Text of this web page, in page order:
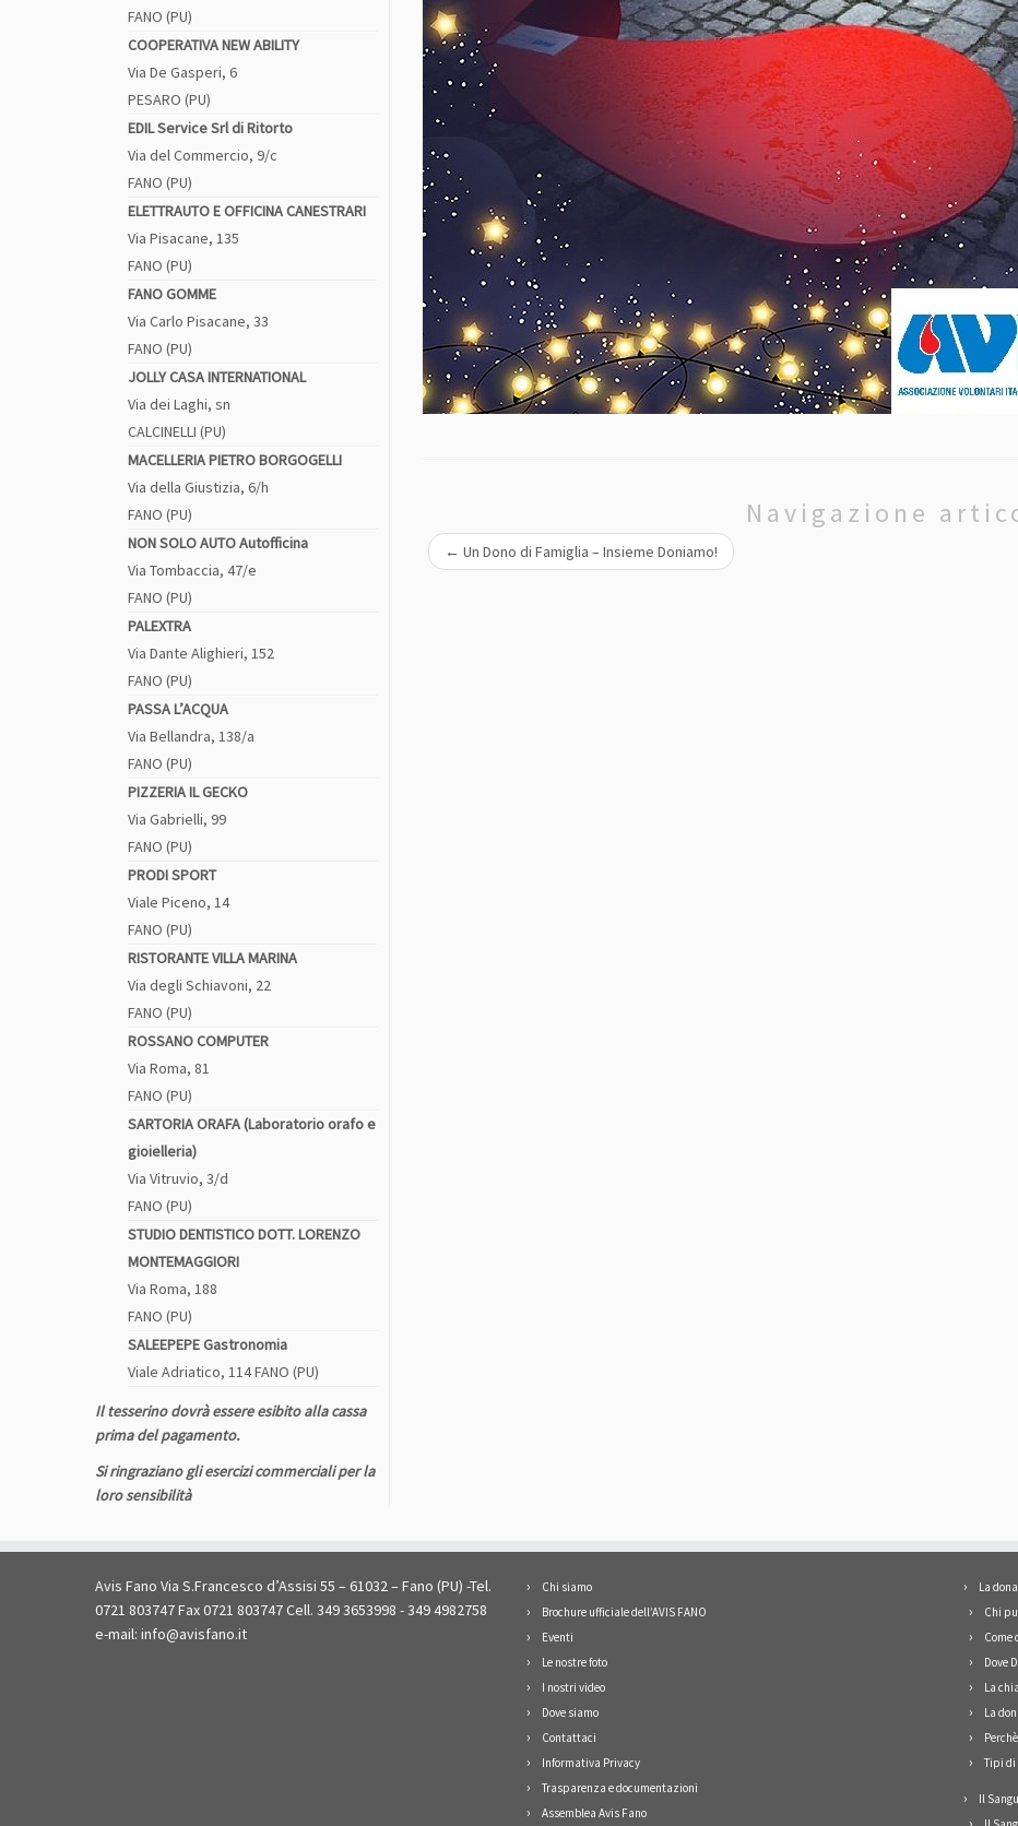
FANO (PU)
COOPERATIVA NEW ABILITY
Via De Gasperi, 6
PESARO (PU)
EDIL Service Srl di Ritorto
Via del Commercio, 9/c
FANO (PU)
ELETTRAUTO E OFFICINA CANESTRARI
Via Pisacane, 135
FANO (PU)
FANO GOMME
Via Carlo Pisacane, 33
FANO (PU)
JOLLY CASA INTERNATIONAL
Via dei Laghi, sn
CALCINELLI (PU)
MACELLERIA PIETRO BORGOGELLI
Via della Giustizia, 6/h
FANO (PU)
NON SOLO AUTO Autofficina
Via Tombaccia, 47/e
FANO (PU)
PALEXTRA
Via Dante Alighieri, 152
FANO (PU)
PASSA L’ACQUA
Via Bellandra, 138/a
FANO (PU)
PIZZERIA IL GECKO
Via Gabrielli, 99
FANO (PU)
PRODI SPORT
Viale Piceno, 14
FANO (PU)
RISTORANTE VILLA MARINA
Via degli Schiavoni, 22
FANO (PU)
ROSSANO COMPUTER
Via Roma, 81
FANO (PU)
SARTORIA ORAFA (Laboratorio orafo e
gioielleria)
Via Vitruvio, 3/d
FANO (PU)
STUDIO DENTISTICO DOTT. LORENZO
MONTEMAGGIORI
Via Roma, 188
FANO (PU)
SALEEPEPE Gastronomia
Viale Adriatico, 114 FANO (PU)
Il tesserino dovrà essere esibito alla cassa
prima del pagamento.
Si ringraziano gli esercizi commerciali per la
loro sensibilità
Navigazione
← Un Dono di Famiglia – Insieme Doniamo!
Avis Fano Via S.Francesco d’Assisi 55 – 61032 – Fano (PU) -Tel.
0721 803747 Fax 0721 803747 Cell. 349 3653998 - 349 4982758
e-mail: info@avisfano.it
Chi siamo
Brochure ufficiale dell’AVIS FANO
Eventi
Le nostre foto
I nostri video
Dove siamo
Contattaci
Informativa Privacy
Trasparenza e documentazioni
Assemblea Avis Fano
La
Chi
Come
Dove
La
La
Tipi di
Il